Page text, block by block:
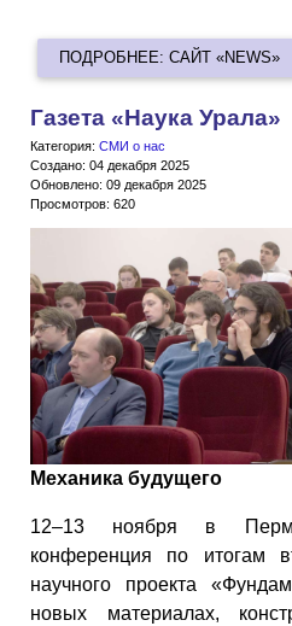
ПОДРОБНЕЕ: САЙТ «NEWS»
Газета «Наука Урала»
Категория: СМИ о нас
Создано: 04 декабря 2025
Обновлено: 09 декабря 2025
Просмотров: 620
Механика будущего
12–13 ноября в
конференция по итогам
научного проекта
новых материалах,